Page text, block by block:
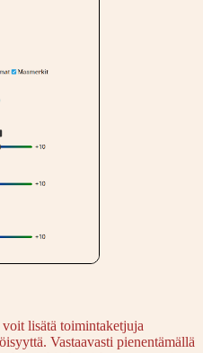
lisätä toimintaketjuja
Vastaavasti pienentämällä